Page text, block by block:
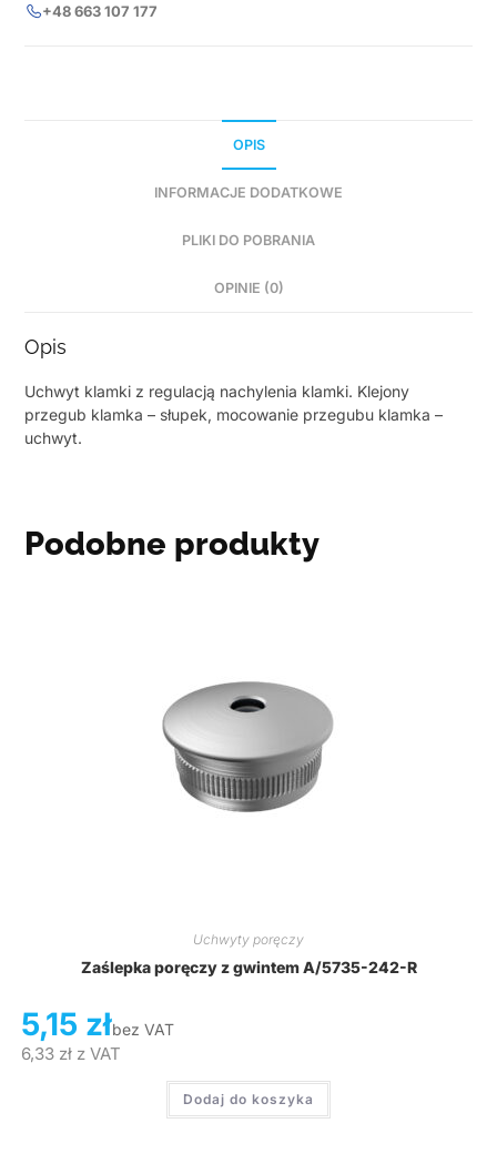
+48 663 107 177
OPIS
INFORMACJE DODATKOWE
PLIKI DO POBRANIA
OPINIE (0)
Opis
Uchwyt klamki z regulacją nachylenia klamki. Klejony
przegub klamka – słupek, mocowanie przegubu klamka –
uchwyt.
Podobne produkty
Uchwyty poręczy
Zaślepka poręczy z gwintem A/5735-242-R
5,15 złbez VAT
6,33 złz VAT
Dodaj do koszyka